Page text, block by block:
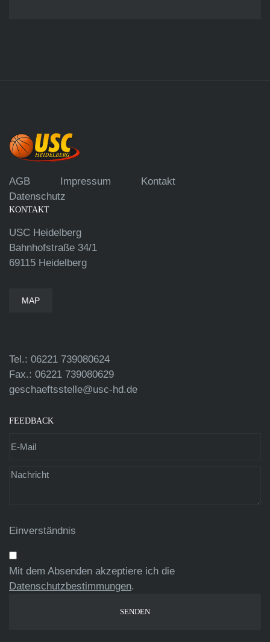
AGB Impressum
Kontakt
Datenschutz
KONTAKT
USC Heidelberg
Bahnhofstraße 34/1
69115 Heidelberg
MAP
Tel.: 06221 739080624
Fax.: 06221 739080629
geschaeftsstelle@usc-hd.de
FEEDBACK
Einverständnis
Mit dem Absenden akzeptiere ich die
Datenschutzbestimmungen.